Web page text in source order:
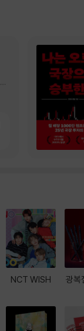
NCT WISH 광복